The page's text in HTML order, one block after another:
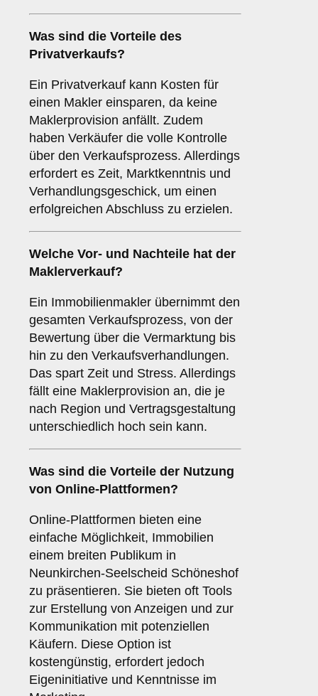
Was sind die Vorteile des
Privatverkaufs?
Ein Privatverkauf kann Kosten für
einen Makler einsparen, da keine
Maklerprovision anfällt. Zudem
haben Verkäufer die volle Kontrolle
über den Verkaufsprozess. Allerdings
erfordert es Zeit, Marktkenntnis und
Verhandlungsgeschick, um einen
erfolgreichen Abschluss zu erzielen.
Welche Vor- und Nachteile hat der
Maklerverkauf?
Ein Immobilienmakler übernimmt den
gesamten Verkaufsprozess, von der
Bewertung über die Vermarktung bis
hin zu den Verkaufsverhandlungen.
Das spart Zeit und Stress. Allerdings
fällt eine Maklerprovision an, die je
nach Region und Vertragsgestaltung
unterschiedlich hoch sein kann.
Was sind die Vorteile der Nutzung
von Online-Plattformen?
Online-Plattformen bieten eine
einfache Möglichkeit, Immobilien
einem breiten Publikum in
Neunkirchen-Seelscheid Schöneshof
zu präsentieren. Sie bieten oft Tools
zur Erstellung von Anzeigen und zur
Kommunikation mit potenziellen
Käufern. Diese Option ist
kostengünstig, erfordert jedoch
Eigeninitiative und Kenntnisse im